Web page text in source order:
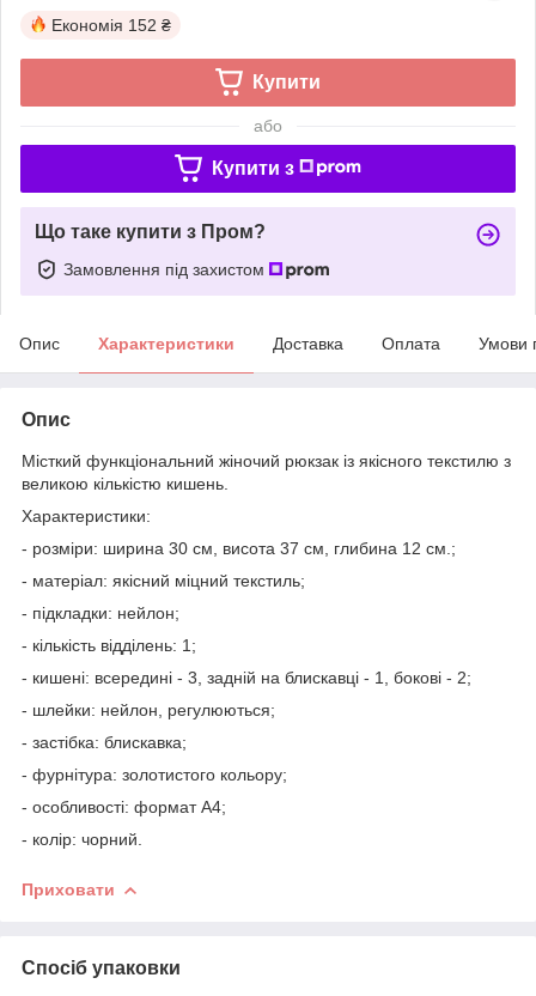
Економія 152 ₴
Купити
або
Купити з
Що таке купити з Пром?
Замовлення під захистом
Опис Характеристики Доставка Оплата Умови
Опис
Місткий функціональний жіночий рюкзак із якісного текстилю з
великою кількістю кишень.
Характеристики:
- розміри: ширина 30 см, висота 37 см, глибина 12 см.;
- матеріал: якісний міцний текстиль;
- підкладки: нейлон;
- кількість відділень: 1;
- кишені: всередині - 3, задній на блискавці - 1, бокові - 2;
- шлейки: нейлон, регулюються;
- застібка: блискавка;
- фурнітура: золотистого кольору;
- особливості: формат А4;
- колір: чорний.
Приховати
Спосіб упаковки